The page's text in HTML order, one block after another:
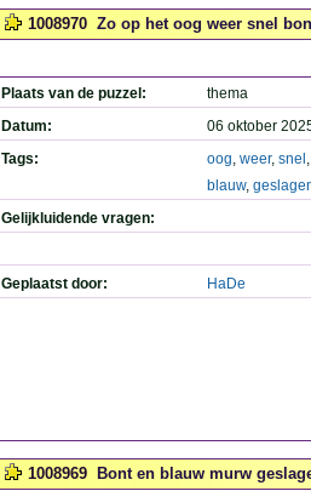
1008970 Zo op het oog weer snel
Plaats van de puzzel:
thema
Datum:
06 oktober
Tags:
oog, weer, snel
blauw,
Gelijkluidende vragen:
Geplaatst door: HaDe
1008969 Bont en blauw murw